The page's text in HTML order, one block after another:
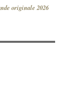
originale 2026